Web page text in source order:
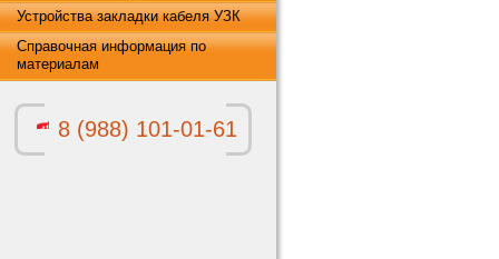
Устройства закладки кабеля УЗК
Справочная информация по
материалам
8 (988) 101-01-61